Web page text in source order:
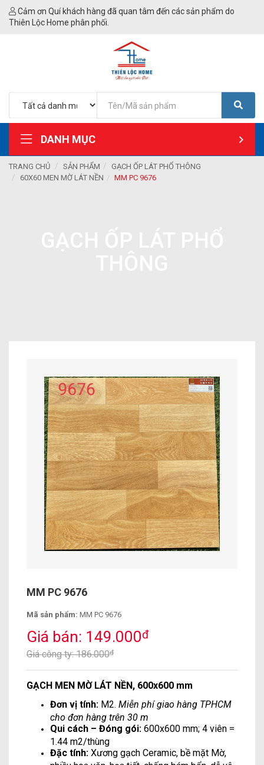
Cảm ơn Quí khách hàng đã quan tâm đến các sản phẩm do
Thiên Lộc Home phân phối.
DANH MỤC
TRANG CHỦ SẢN PHẨM
GẠCH ỐP LÁT PHỔ THÔNG
60X60 MEN MỜ LÁT NỀN
MM PC 9676
MM PC 9676
Mã sản phẩm: MM PC 9676
Giá bán: 149.000đ
Giá công ty: 186.000đ
GẠCH MEN MỜ LÁT NỀN, 600x600 mm
Đơn vị tính: M2. Miễn phí giao hàng TPHCM
cho đơn hàng trên 30 m
Qui cách – Đóng gói: 600x600 mm; 4 viên =
1.44 m2/thùng
Đặc tính: Xương gạch Ceramic, bề mặt Mờ,